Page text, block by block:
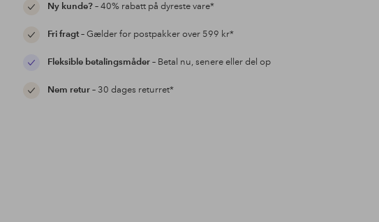
Ny kunde?– 40% rabatt på dyreste vare*
Fri fragt– Gælder for postpakker over 599 kr*
Fleksible betalingsmåder– Betal nu, senere eller del op
Nem retur– 30 dages returret*